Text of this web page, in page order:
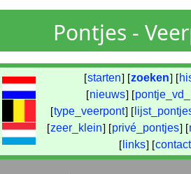
Pontjes -
[starten] [zoeken] [
[nieuws] [
[type_veerpont] [
[zeer_klein] [privé_pontjes] [
[ links] [contact